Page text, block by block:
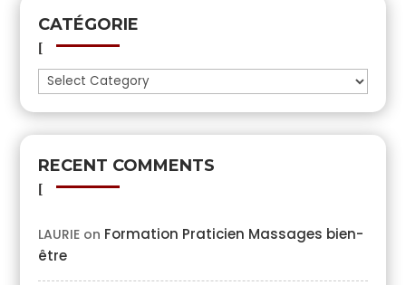
CATÉGORIE
Catégorie
RECENT COMMENTS
LAURIE on Formation Praticien Massages bien-
être